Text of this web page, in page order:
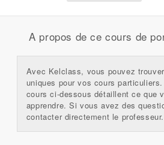
A propos de ce cours de
Avec Kelclass, vous pouvez
uniques pour vos cours
cours ci-dessous détaillent ce que
apprendre. Si vous avez des
contacter directement le professeur.